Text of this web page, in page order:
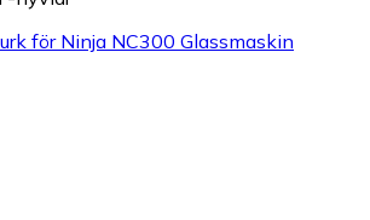
för Ninja NC300 Glassmaskin